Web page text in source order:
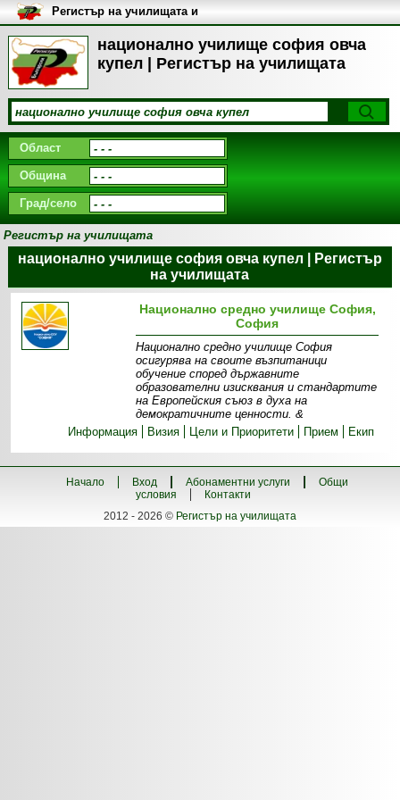
национално училище софия овча
купел | Регистър на училищата
Регистър на училищата и
университетите в България
Област
Община
Град/село
Регистър на училищата
национално училище софия овча купел | Регистър
на училищата
Национално средно училище София,
София
Национално средно училище София
осигурява на своите възпитаници
обучение според държавните
образователни изисквания и стандартите
на Европейския съюз в духа на
демократичните ценности. &
Информация
Визия Цели и Приоритети Прием Екип
Начало Вход Абонаментни услуги
Общи
условия
Контакти
2012 - 2026 © Регистър на училищата